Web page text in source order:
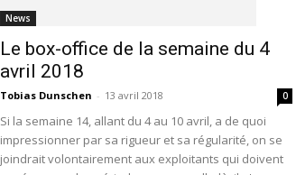
News
Le box-office de la semaine du 4
avril 2018
Tobias Dunschen - 13 avril 2018 0
Si la semaine 14, allant du 4 au 10 avril, a de quoi
impressionner par sa rigueur et sa régularité, on se
joindrait volontairement aux exploitants qui doivent